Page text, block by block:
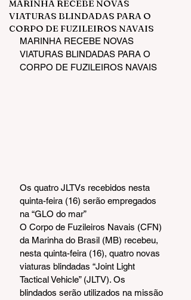
MARINHA RECEBE NOVAS
VIATURAS BLINDADAS PARA O
CORPO DE FUZILEIROS NAVAIS
MARINHA RECEBE NOVAS
VIATURAS BLINDADAS PARA O
CORPO DE FUZILEIROS NAVAIS
Os quatro JLTVs recebidos nesta
quinta-feira (16) serão empregados
na “GLO do mar”
O Corpo de Fuzileiros Navais (CFN)
da Marinha do Brasil (MB) recebeu,
nesta quinta-feira (16), quatro novas
viaturas blindadas “Joint Light
Tactical Vehicle” (JLTV). Os
blindados serão utilizados na missão